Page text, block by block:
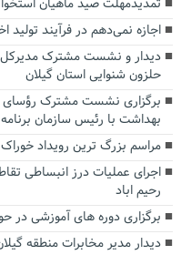
اجازه نمی‌دهم در فرآیند تولید
دیدار و نشست مشترک مدیرکل
حلزون شنوایی استان گیلان
برگزاری نشست مشترک رؤسای
بهداشت با رئیس سازمان
مراسم بزرگ ترین رویداد
اجرای عملیات درز انبساطی
رحیم اباد
برگزاری دوره های آموزشی در
دیدار مدیر مخابرات منطقه